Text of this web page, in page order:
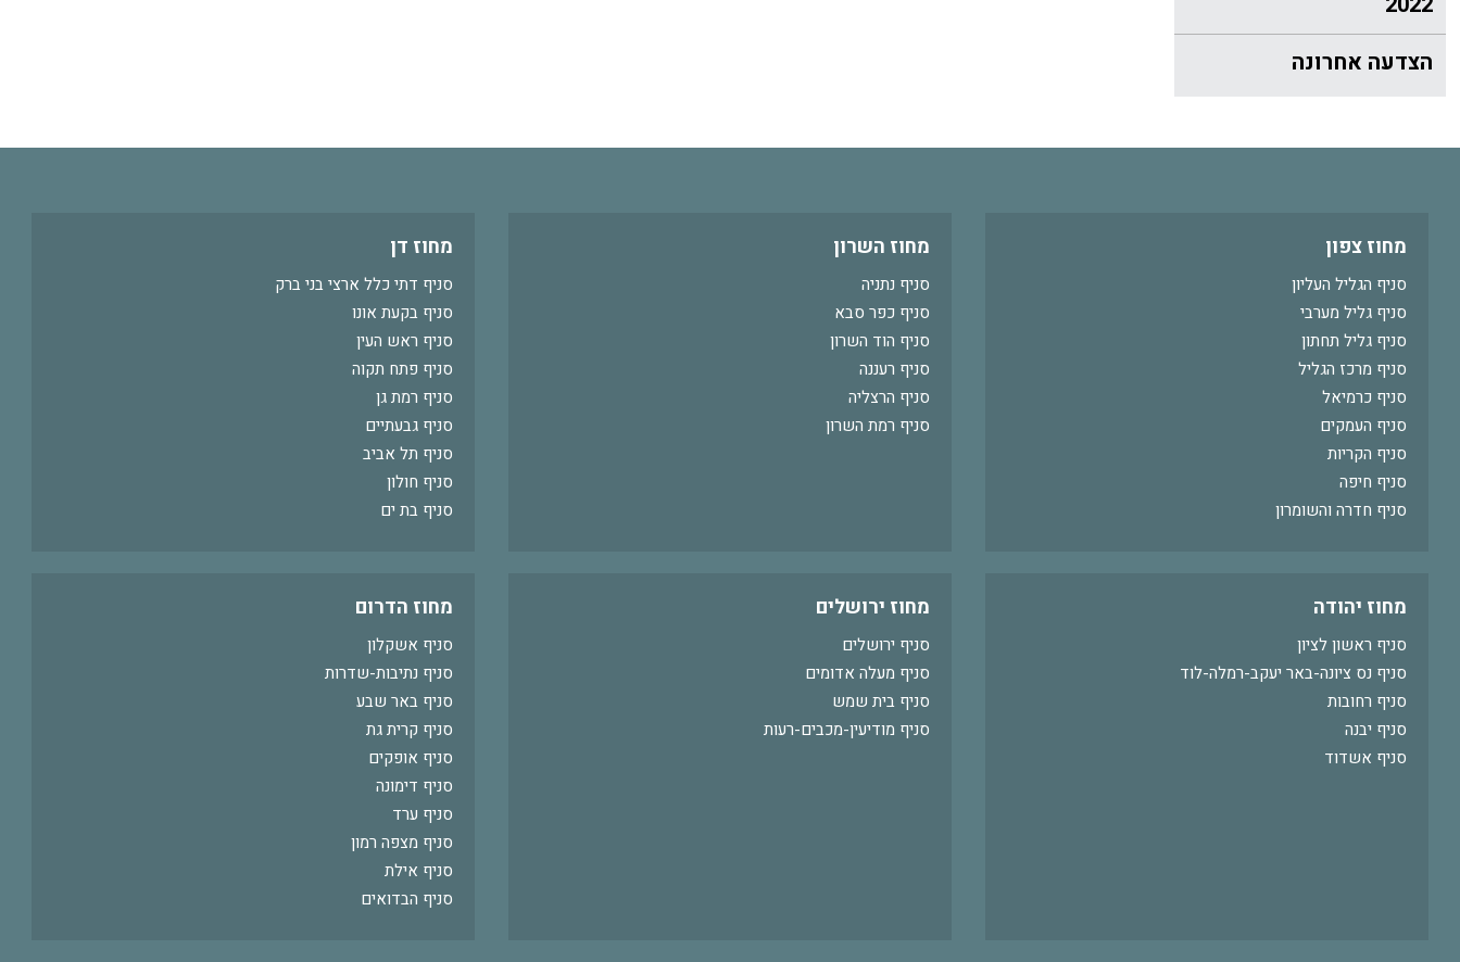
הצדעה אחרונה
מחוז צפון
סניף הגליל העליון
סניף גליל מערבי
סניף גליל תחתון
סניף מרכז הגליל
סניף כרמיאל
סניף העמקים
סניף הקריות
סניף חיפה
סניף חדרה והשומרון
מחוז השרון
סניף נתניה
סניף כפר סבא
סניף הוד השרון
סניף רעננה
סניף הרצליה
סניף רמת השרון
מחוז דן
סניף דתי כלל ארצי בני ברק
סניף בקעת אונו
סניף ראש העין
סניף פתח תקוה
סניף רמת גן
סניף גבעתיים
סניף תל אביב
סניף חולון
סניף בת ים
מחוז יהודה
סניף ראשון לציון
סניף נס ציונה-באר יעקב-רמלה-לוד
סניף רחובות
סניף יבנה
סניף אשדוד
מחוז ירושלים
סניף ירושלים
סניף מעלה אדומים
סניף בית שמש
סניף מודיעין-מכבים-רעות
מחוז הדרום
סניף אשקלון
סניף נתיבות-שדרות
סניף באר שבע
סניף קרית גת
סניף אופקים
סניף דימונה
סניף ערד
סניף מצפה רמון
סניף אילת
סניף הבדואים